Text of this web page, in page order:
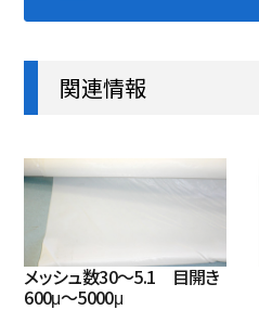
ナイロン 10
関連情報
メッシュ数30～5.1 目開き
600μ～5000μ